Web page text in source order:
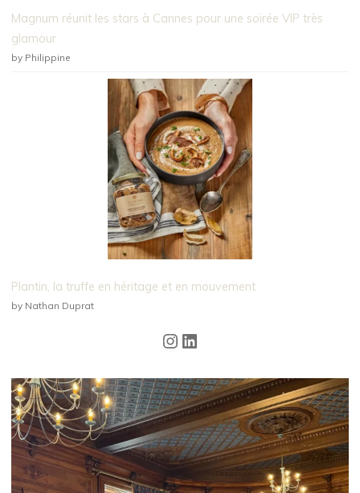
Magnum réunit les stars à Cannes pour une soirée VIP très
glamour
by Philippine
Plantin, la truffe en héritage et en mouvement
by Nathan Duprat
Instagram
LinkedIn